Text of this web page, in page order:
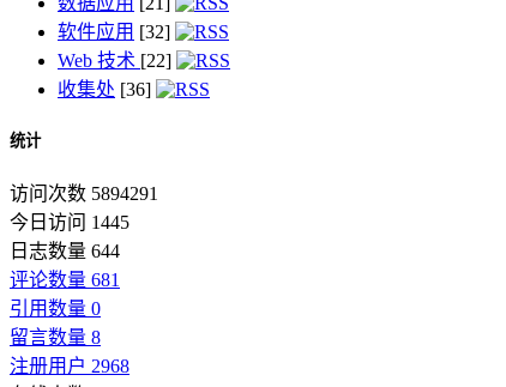
软件应用 [32]
Web 技术 [22]
收集处 [36]
统计
访问次数 5894291
今日访问 1445
日志数量 644
评论数量 681
引用数量 0
留言数量 8
注册用户 2968